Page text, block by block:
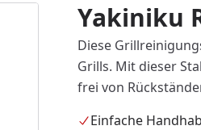
Yakiniku
Diese
Grills. Mit dieser
frei von
Einfache